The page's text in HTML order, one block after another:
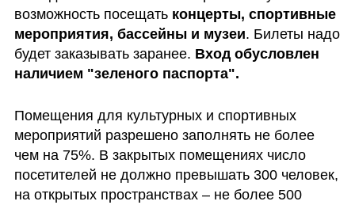
возможность посещать концерты, спортивные
мероприятия, бассейны и музеи. Билеты надо
будет заказывать заранее. Вход обусловлен
наличием "зеленого паспорта".
Помещения для культурных и спортивных
мероприятий разрешено заполнять не более
чем на 75%. В закрытых помещениях число
посетителей не должно превышать 300 человек,
на открытых пространствах – не более 500